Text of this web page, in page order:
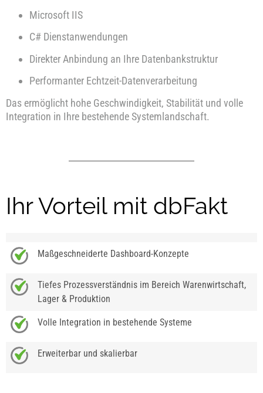
Microsoft IIS
C# Dienstanwendungen
Direkter Anbindung an Ihre Datenbankstruktur
Performanter Echtzeit-Datenverarbeitung
Das ermöglicht hohe Geschwindigkeit, Stabilität und volle
Integration in Ihre bestehende Systemlandschaft.
Ihr Vorteil mit dbFakt
Maßgeschneiderte Dashboard-Konzepte
Tiefes Prozessverständnis im Bereich Warenwirtschaft,
Lager & Produktion
Volle Integration in bestehende Systeme
Erweiterbar und skalierbar